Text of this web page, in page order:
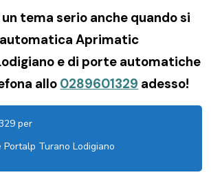
tema serio anche quando si
Aprimatic
e di porte automatiche
allo 0289601329 adesso!
per
Turano Lodigiano